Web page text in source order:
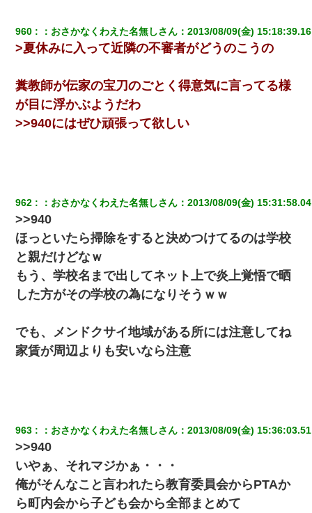
960 ： おさかなくわえた名無しさん ：2013/08/09(金) 15:18:39.16
>夏休みに入って近隣の不審者がどうのこうの
糞教師が伝家の宝刀のごとく得意気に言ってる様
が目に浮かぶようだわ
>>940にはぜひ頑張って欲しい
962 ： おさかなくわえた名無しさん ：2013/08/09(金) 15:31:58.04
>>940
ほっといたら掃除をすると決めつけてるのは学校
と親だけどなｗ
もう、学校名まで出してネット上で炎上覚悟で晒
した方がその学校の為になりそうｗｗ
でも、メンドクサイ地域がある所には注意してね
家賃が周辺よりも安いなら注意
963 ： おさかなくわえた名無しさん ：2013/08/09(金) 15:36:03.51
>>940
いやぁ、それマジかぁ・・・
俺がそんなこと言われたら教育委員会からPTAか
ら町内会から子ども会から全部まとめて